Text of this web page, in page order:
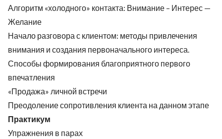
Алгоритм «холодного» контакта: Внимание – Интерес —
Желание
Начало разговора с клиентом: методы привлечения
внимания и создания первоначального интереса.
Способы формирования благоприятного первого
впечатления
«Продажа» личной встречи
Преодоление сопротивления клиента на данном этапе
Практикум
Упражнения в парах